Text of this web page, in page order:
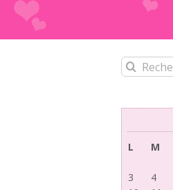
Rechercher:
L
M
3
4